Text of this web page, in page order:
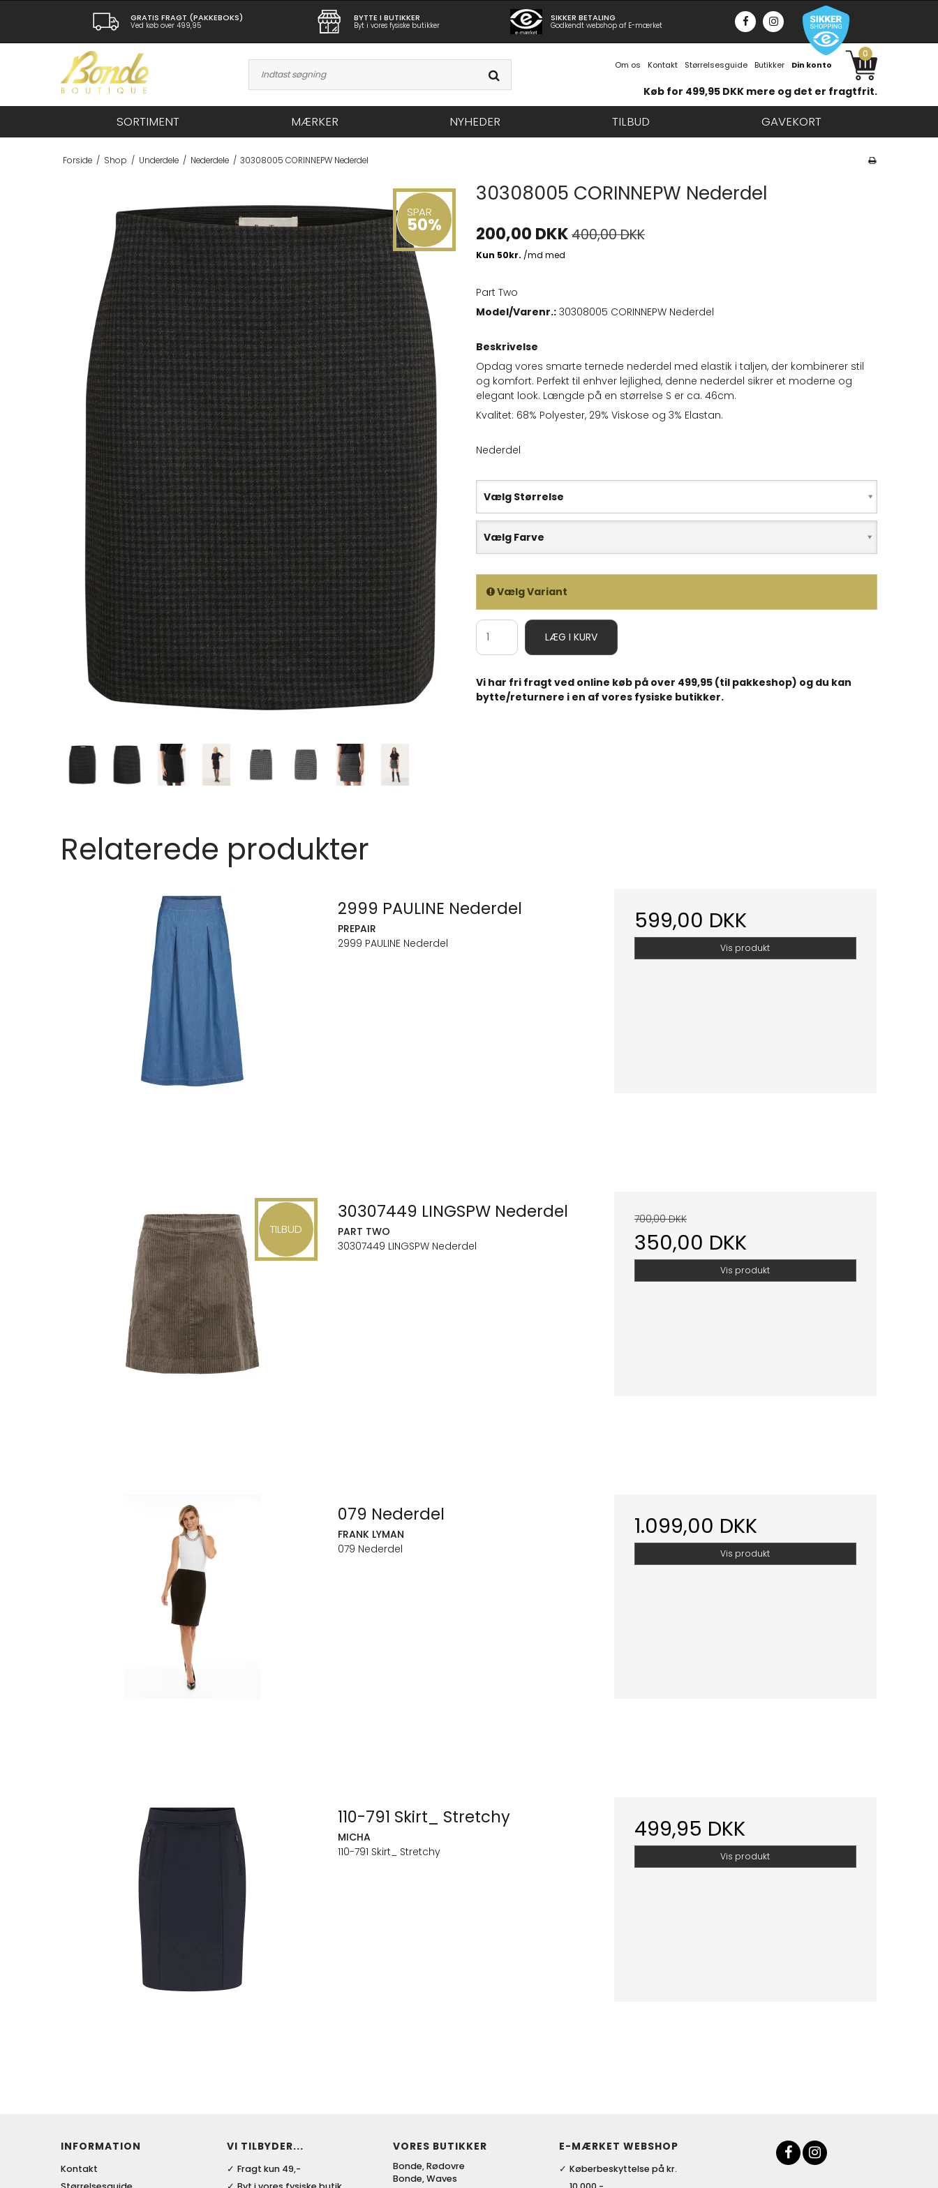
GRATIS FRAGT (PAKKEBOKS)
Ved køb over 499,95
BYTTE I BUTIKKER
Byt i vores fysiske butikker
SIKKER BETALING
Godkendt webshop af E-mærket
Om os Kontakt Størrelsesguide Butikker Din konto
0
Køb for 499,95 DKK mere og det er fragtfrit.
SORTIMENT MÆRKER NYHEDER TILBUD GAVEKORT
Forside / Shop / Underdele / Nederdele / 30308005 CORINNEPW Nederdel
SPAR
50%
30308005 CORINNEPW Nederdel
200,00 DKK400,00 DKK
Part Two
Model/Varenr.: 30308005 CORINNEPW Nederdel
Beskrivelse
Opdag vores smarte ternede nederdel med elastik i taljen, der kombinerer stil
og komfort. Perfekt til enhver lejlighed, denne nederdel sikrer et moderne og
elegant look. Længde på en størrelse S er ca. 46cm.
Kvalitet: 68% Polyester, 29% Viskose og 3% Elastan.
Nederdel
Vælg Størrelse
Vælg Farve
Vælg Variant
LÆG I KURV
Vi har fri fragt ved online køb på over 499,95 (til pakkeshop) og du kan
bytte/returnere i en af vores fysiske butikker.
Relaterede produkter
2999 PAULINE Nederdel
PREPAIR
2999 PAULINE Nederdel
599,00 DKK
Vis produkt
TILBUD
30307449 LINGSPW Nederdel
PART TWO
30307449 LINGSPW Nederdel
700,00 DKK
350,00 DKK
Vis produkt
079 Nederdel
FRANK LYMAN
079 Nederdel
1.099,00 DKK
Vis produkt
110-791 Skirt_ Stretchy
MICHA
110-791 Skirt_ Stretchy
499,95 DKK
Vis produkt
INFORMATION
Kontakt
VI TILBYDER...
Fragt kun 49,-
VORES BUTIKKER
Bonde, Rødovre
Bonde, Waves
E-MÆRKET WEBSHOP
Køberbeskyttelse på kr.